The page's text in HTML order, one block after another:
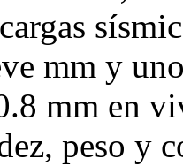
mm y
mm en
peso y